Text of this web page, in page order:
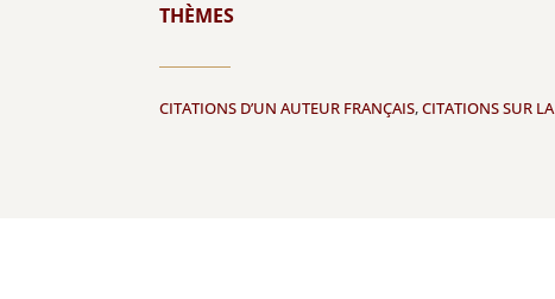
THÈMES
CITATIONS D’UN AUTEUR FRANÇAIS,CITATIONS SUR